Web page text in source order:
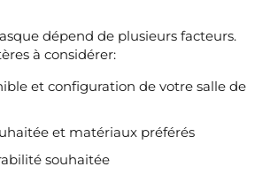
dépend de plusieurs facteurs.
à considérer:
et configuration de votre salle de
et matériaux préférés
souhaitée